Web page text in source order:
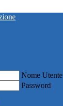
Nome Utente
Password